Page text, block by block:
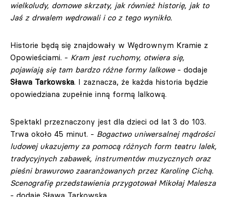
wielkoludy, domowe skrzaty, jak również historię, jak to
Jaś z drwalem wędrowali i co z tego wynikło.
Historie będą się znajdowały w Wędrownym Kramie z
Opowieściami. - Kram jest ruchomy, otwiera się,
pojawiają się tam bardzo różne formy lalkowe- dodaje
Sława Tarkowska. I zaznacza, że każda historia będzie
opowiedziana zupełnie inną formą lalkową.
Spektakl przeznaczony jest dla dzieci od lat 3 do 103.
Trwa około 45 minut. - Bogactwo uniwersalnej mądrości
ludowej ukazujemy za pomocą różnych form teatru lalek,
tradycyjnych zabawek, instrumentów muzycznych oraz
pieśni brawurowo zaaranżowanych przez Karolinę Cichą.
Scenografię przedstawienia przygotował Mikołaj Malesza